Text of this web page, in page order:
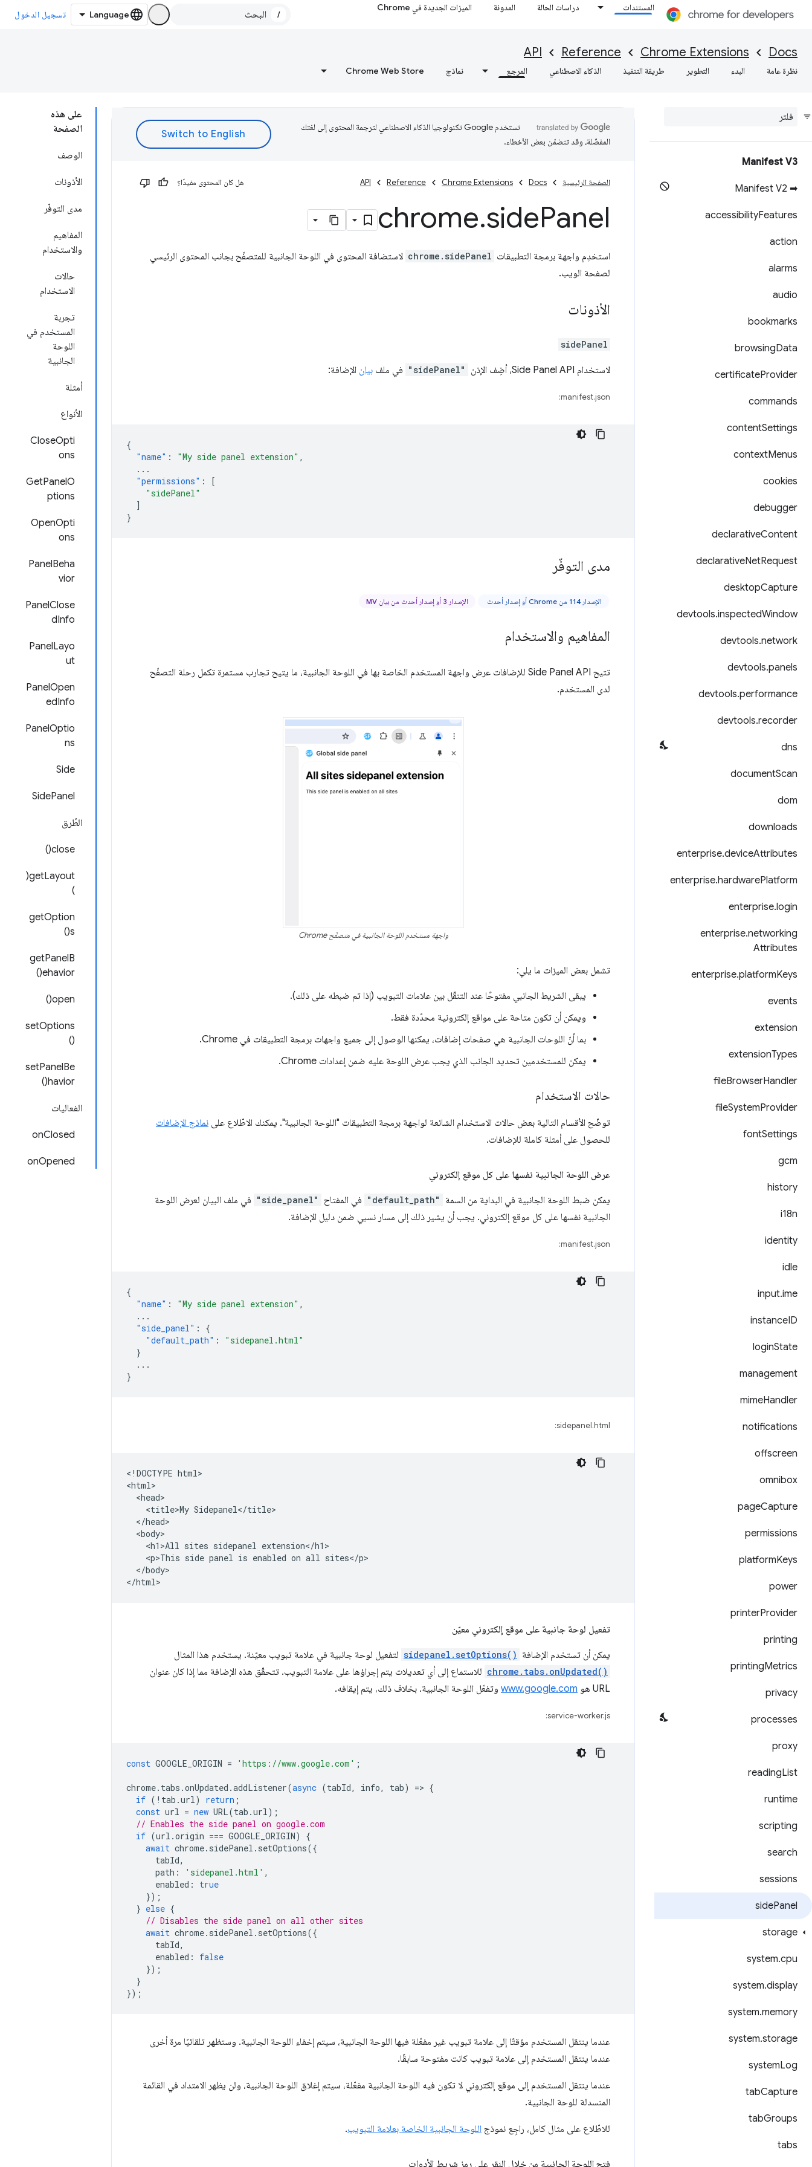
المستندات دراسات الحالة المدونة الميزات الجديدة في Chrome
/ تسجيل الدخول
Docs
Chrome Extensions
Reference
API
نظرة عامة البدء التطوير طريقة التنفيذ الذكاء الاصطناعي المرجع نماذج Chrome Web Store
Manifest V3
➡ Manifest V2
accessibilityFeatures
action
alarms
audio
bookmarks
browsingData
certificateProvider
commands
contentSettings
contextMenus
cookies
debugger
declarativeContent
declarativeNetRequest
desktopCapture
devtools.inspectedWindow
devtools.network
devtools.panels
devtools.performance
devtools.recorder
dns
documentScan
dom
downloads
enterprise.deviceAttributes
enterprise.hardwarePlatform
enterprise.login
enterprise.networking
Attributes
enterprise.platformKeys
events
extension
extensionTypes
fileBrowserHandler
fileSystemProvider
fontSettings
gcm
history
i18n
identity
idle
input.ime
instanceID
loginState
management
mimeHandler
notifications
offscreen
omnibox
pageCapture
permissions
platformKeys
power
printerProvider
printing
printingMetrics
privacy
processes
proxy
readingList
runtime
scripting
search
sessions
sidePanel
storage
system.cpu
system.display
system.memory
system.storage
systemLog
tabCapture
tabGroups
tabs
على هذه
الصفحة
الوصف
الأذونات
مدى التوفّر
المفاهيم
والاستخدام
حالات
الاستخدام
تجربة
المستخدم في
اللوحة
الجانبية
أمثلة
الأنواع
CloseOpti
ons
GetPanelO
ptions
OpenOpti
ons
PanelBeha
vior
PanelClose
dInfo
PanelLayo
ut
PanelOpen
edInfo
PanelOptio
ns
Side
SidePanel
الطُرق
close()
getLayout(
)
getOption
s()
getPanelB
ehavior()
open()
setOptions
()
setPanelBe
havior()
الفعاليات
onClosed
onOpened
تستخدم Google تكنولوجيا الذكاء الاصطناعي لترجمة المحتوى إلى لغتك
المفضّلة، وقد تتضمّن بعض الأخطاء.
الصفحة الرئيسية Docs
Chrome Extensions
Reference
API هل كان المحتوى مفيدًا؟
chrome.sidePanel
استخدِم واجهة برمجة التطبيقات chrome.sidePanel لاستضافة المحتوى في اللوحة الجانبية للمتصفّح بجانب المحتوى الرئيسي
لصفحة الويب.
الأذونات
sidePanel
لاستخدام Side Panel API، أضِف الإذن "sidePanel" في ملف بيان الإضافة:
manifest.json:
{
"name" : "My side panel extension" ,
...
"permissions" :
[
"sidePanel"
]
}
مدى التوفّر
الإصدار 114 من Chrome أو إصدار أحدث الإصدار 3 أو إصدار أحدث من بيان MV
المفاهيم والاستخدام
تتيح Side Panel API للإضافات عرض واجهة المستخدم الخاصة بها في اللوحة الجانبية، ما يتيح تجارب مستمرة تكمل رحلة التصفّح
لدى المستخدم.
واجهة مستخدم اللوحة الجانبية في متصفّح Chrome
تشمل بعض الميزات ما يلي:
يبقى الشريط الجانبي مفتوحًا عند التنقّل بين علامات التبويب (إذا تم ضبطه على ذلك).
ويمكن أن تكون متاحة على مواقع إلكترونية محدّدة فقط.
بما أنّ اللوحات الجانبية هي صفحات إضافات، يمكنها الوصول إلى جميع واجهات برمجة التطبيقات في Chrome.
يمكن للمستخدمين تحديد الجانب الذي يجب عرض اللوحة عليه ضمن إعدادات Chrome.
حالات الاستخدام
توضّح الأقسام التالية بعض حالات الاستخدام الشائعة لواجهة برمجة التطبيقات "اللوحة الجانبية". يمكنك الاطّلاع على نماذج الإضافات
للحصول على أمثلة كاملة للإضافات.
عرض اللوحة الجانبية نفسها على كل موقع إلكتروني
يمكن ضبط اللوحة الجانبية في البداية من السمة "default_path" في المفتاح "side_panel" في ملف البيان لعرض اللوحة
الجانبية نفسها على كل موقع إلكتروني. يجب أن يشير ذلك إلى مسار نسبي ضمن دليل الإضافة.
manifest.json:
{
"name" : "My side panel extension" ,
...
"side_panel" :
{
"default_path" :
"sidepanel.html"
}
...
}
sidepanel.html:
<!DOCTYPE html>
<html>
  <head>
    <title>My Sidepanel</title>
  </head>
  <body>
    <h1>All sites sidepanel extension</h1>
    <p>This side panel is enabled on all sites</p>
  </body>
تفعيل لوحة جانبية على موقع إلكتروني معيّن
يمكن أن تستخدم الإضافة sidepanel.setOptions() لتفعيل لوحة جانبية في علامة تبويب معيّنة. يستخدم هذا المثال
chrome.tabs.onUpdated() للاستماع إلى أي تعديلات يتم إجراؤها على علامة التبويب. تتحقّق هذه الإضافة مما إذا كان عنوان
URL هو
www.google.com وتفعّل اللوحة الجانبية. بخلاف ذلك، يتم إيقافه.
service-worker.js:
const GOOGLE_ORIGIN = 'https://www.google.com' ;
chrome. tabs .onUpdated .addListener(async (tabId, info, tab) => {
if ( ! tab .url) return ;
const url = new URL(tab .url);
// Enables the side panel on google.com
if (url .origin === GOOGLE_ORIGIN)
{
await chrome. sidePanel . setOptions({
tabId,
path : 'sidepanel.html' ,
enabled :
true
});
} else {
// Disables the side panel on all other sites
await chrome. sidePanel . setOptions({
tabId,
enabled :
false
});
}
});
عندما ينتقل المستخدم مؤقتًا إلى علامة تبويب غير مفعّلة فيها اللوحة الجانبية، سيتم إخفاء اللوحة الجانبية. وستظهر تلقائيًا مرة أخرى
عندما ينتقل المستخدم إلى علامة تبويب كانت مفتوحة سابقًا.
عندما ينتقل المستخدم إلى موقع إلكتروني لا تكون فيه اللوحة الجانبية مفعّلة، سيتم إغلاق اللوحة الجانبية، ولن يظهر الامتداد في القائمة
المنسدلة للوحة الجانبية.
للاطّلاع على مثال كامل، راجِع نموذج اللوحة الجانبية الخاصة بعلامة التبويب.
فتح اللوحة الجانبية من خلال النقر على رمز شريط الأدوات